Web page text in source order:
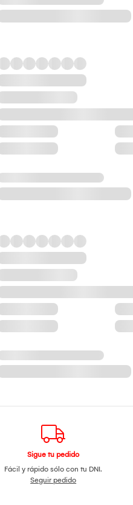
Sigue tu pedido
Fácil y rápido sólo con tu DNI.
Seguir pedido